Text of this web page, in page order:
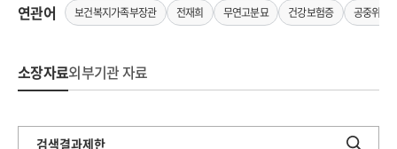
연관어 보건복지가족부장관 전재희 무연고분묘 건강보험증 공중위생
소장자료외부기관 자료
검색결과제한